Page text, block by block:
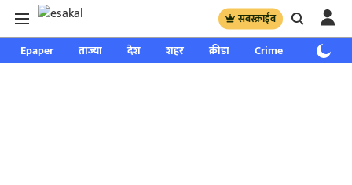
सबस्क्राईब
Epaper ताज्या देश शहर क्रीडा Crime साप्ताहिक